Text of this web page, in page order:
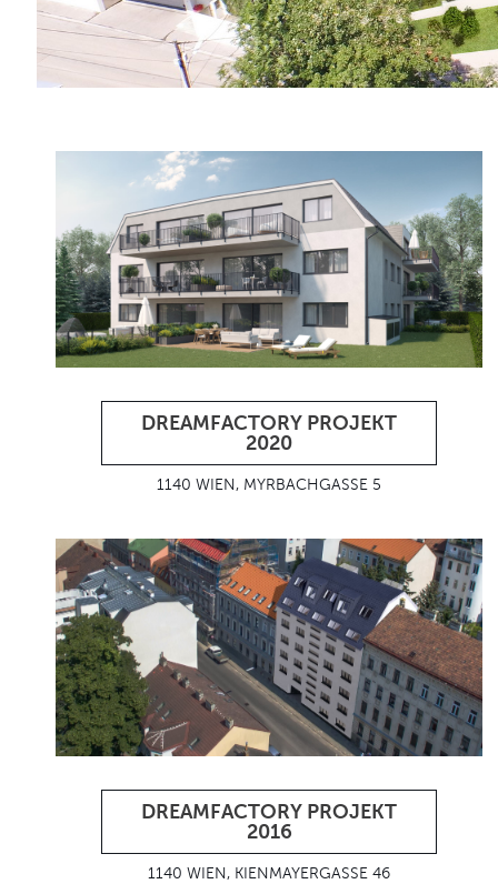
DREAMFACTORY PROJEKT
2020
1140 WIEN, MYRBACHGASSE 5
DREAMFACTORY PROJEKT
2016
1140 WIEN, KIENMAYERGASSE 46